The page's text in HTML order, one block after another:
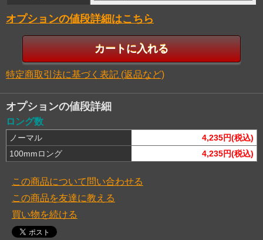
オプションの値段詳細はこちら
特定商取引法に基づく表記 (返品など)
オプションの値段詳細
ロング数
ノーマル
4,235円(税込)
100mmロング
4,235円(税込)
この商品について問い合わせる
この商品を友達に教える
買い物を続ける